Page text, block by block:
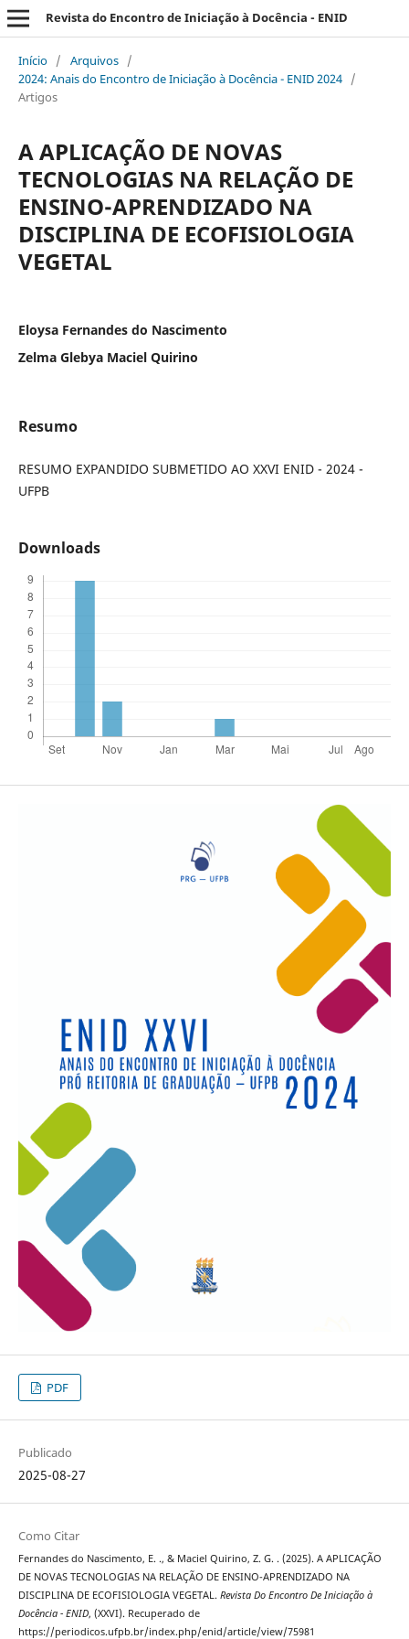
Revista do Encontro de Iniciação à Docência - ENID
Início / Arquivos /
2024: Anais do Encontro de Iniciação à Docência - ENID 2024 /
Artigos
A APLICAÇÃO DE NOVAS
TECNOLOGIAS NA RELAÇÃO DE
ENSINO-APRENDIZADO NA
DISCIPLINA DE ECOFISIOLOGIA
VEGETAL
Eloysa Fernandes do Nascimento
Zelma Glebya Maciel Quirino
Resumo
RESUMO EXPANDIDO SUBMETIDO AO XXVI ENID - 2024 -
UFPB
Downloads
PDF
Publicado
2025-08-27
Como Citar
Fernandes do Nascimento, E. ., & Maciel Quirino, Z. G. . (2025). A APLICAÇÃO
DE NOVAS TECNOLOGIAS NA RELAÇÃO DE ENSINO-APRENDIZADO NA
DISCIPLINA DE ECOFISIOLOGIA VEGETAL. Revista Do Encontro De Iniciação à
Docência - ENID, (XXVI). Recuperado de
https://periodicos.ufpb.br/index.php/enid/article/view/75981